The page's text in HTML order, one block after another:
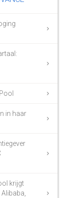
in haar
krijgt